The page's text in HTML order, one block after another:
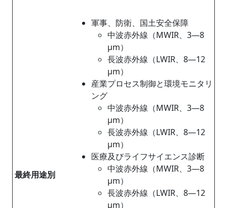
最終用途別
軍事、防衛、国土安全保障
中波赤外線（MWIR、3―8
µm）
長波赤外線（LWIR、8―12
µm）
産業プロセス制御と環境モニタリ
ング
中波赤外線（MWIR、3―8
µm）
長波赤外線（LWIR、8―12
µm）
医療及びライフサイエンス診断
中波赤外線（MWIR、3―8
µm）
長波赤外線（LWIR、8―12
µm）